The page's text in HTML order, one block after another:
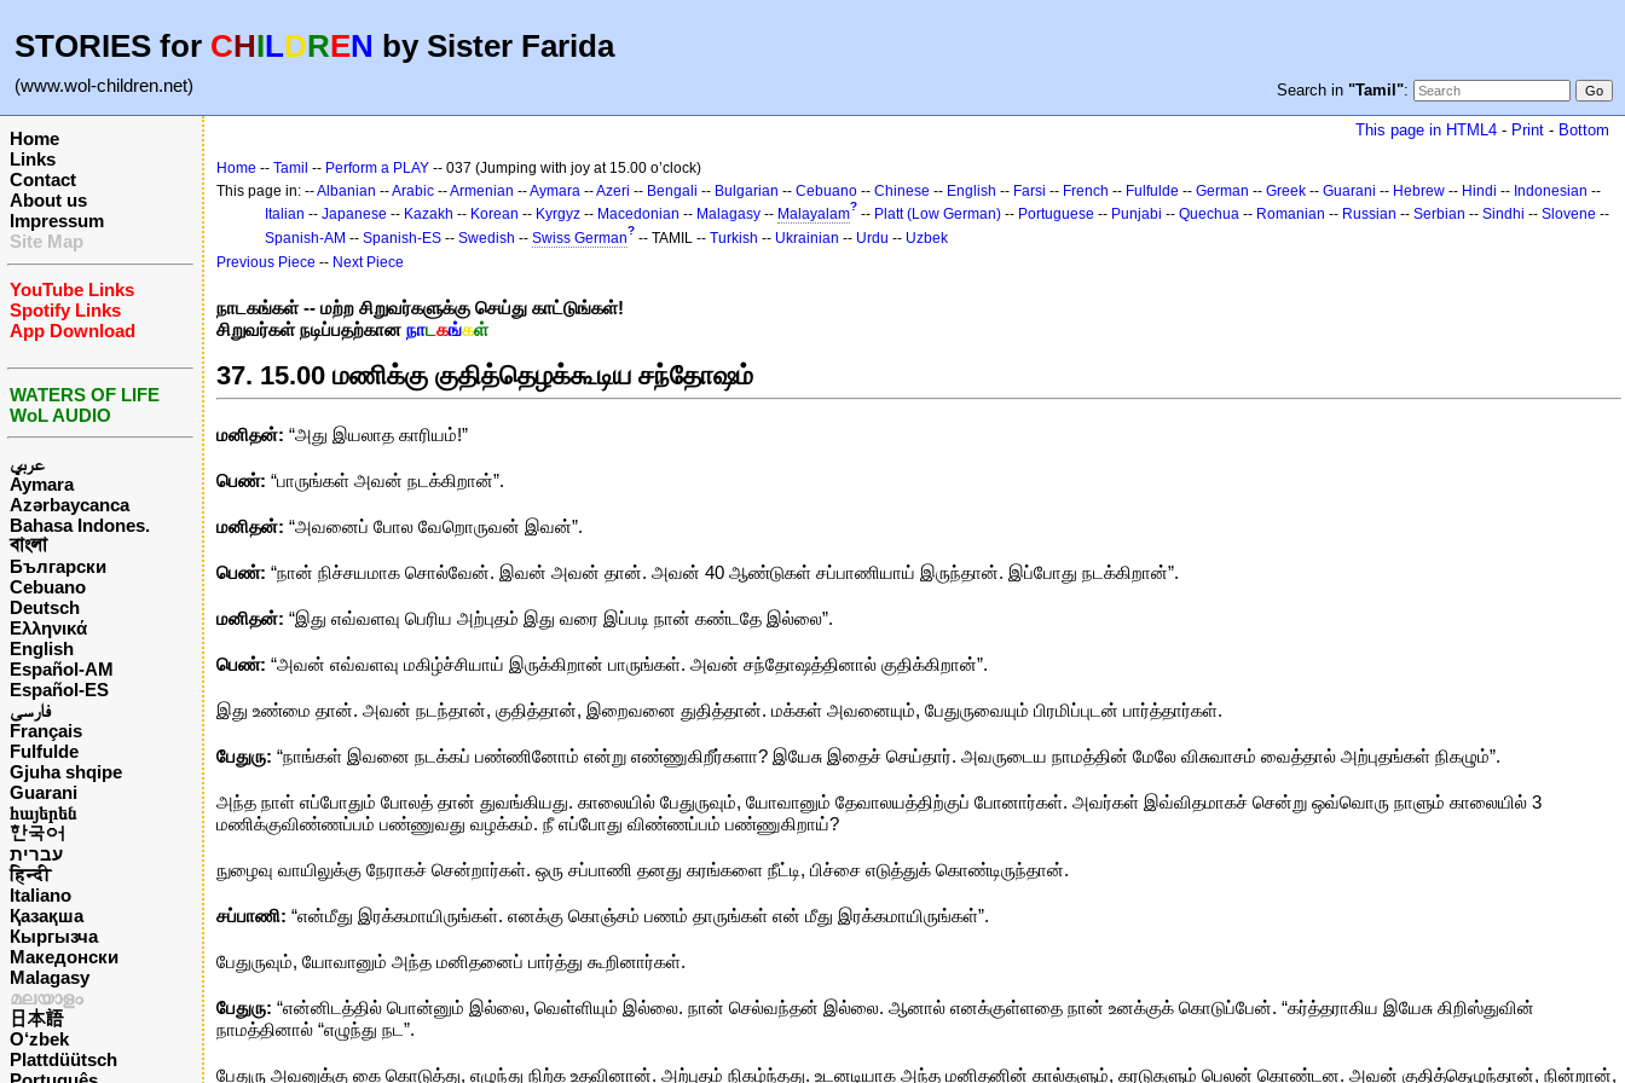
STORIES for CHILDREN by Sister Farida
(www.wol-children.net) Search in "Tamil":
Home
Links
Contact
About us
Impressum
Site Map
YouTube Links
Spotify Links
App Download
WATERS OF LIFE
WoL AUDIO
عربي
Aymara
Azərbaycanca
Bahasa Indones.
বাংলা
Български
Cebuano
Deutsch
Ελληνικά
English
Español-AM
Español-ES
فارسی
Français
Fulfulde
Gjuha shqipe
Guarani
հայերեն
한국어
עברית
हिन्दी
Italiano
Қазақша
Кыргызча
Македонски
Malagasy
മലയാളം
日本語
O‘zbek
Plattdüütsch
This page in HTML4 - Print - Bottom
Home -- Tamil -- Perform a PLAY -- 037 (Jumping with joy at 15.00 o’clock)
This page in: --Albanian --Arabic --Armenian --Aymara --Azeri -- Bengali -- Bulgarian -- Cebuano -- Chinese -- English -- Farsi -- French -- Fulfulde -- German -- Greek -- Guarani -- Hebrew -- Hindi -- Indonesian --
Italian -- Japanese -- Kazakh -- Korean -- Kyrgyz -- Macedonian -- Malagasy -- Malayalam? -- Platt (Low German) -- Portuguese -- Punjabi -- Quechua -- Romanian -- Russian -- Serbian -- Sindhi -- Slovene --
Spanish-AM -- Spanish-ES -- Swedish -- Swiss German? -- TAMIL -- Turkish -- Ukrainian -- Urdu -- Uzbek
Previous Piece -- Next Piece
நாடகங்கள் -- மற்ற சிறுவர்களுக்கு செய்து காட்டுங்கள்!
சிறுவர்கள் நடிப்பதற்கான நாட கங்கள்
37. 15.00 மணிக்கு குதித்தெழக்கூடிய சந்தோஷம்
மனிதன்: “அது இயலாத காரியம்!”
பெண்: “பாருங்கள் அவன் நடக்கிறான்”.
மனிதன்: “அவனைப் போல வேறொருவன் இவன்”.
பெண்: “நான் நிச்சயமாக சொல்வேன். இவன் அவன் தான். அவன் 40 ஆண்டுகள் சப்பாணியாய் இருந்தான். இப்போது நடக்கிறான்”.
மனிதன்: “இது எவ்வளவு பெரிய அற்புதம் இது வரை இப்படி நான் கண்டதே இல்லை”.
பெண்: “அவன் எவ்வளவு மகிழ்ச்சியாய் இருக்கிறான் பாருங்கள். அவன் சந்தோஷத்தினால் குதிக்கிறான்”.
இது உண்மை தான். அவன் நடந்தான், குதித்தான், இறைவனை துதித்தான். மக்கள் அவனையும், பேதுருவையும் பிரமிப்புடன் பார்த்தார்கள்.
பேதுரு: “நாங்கள் இவனை நடக்கப் பண்ணினோம் என்று எண்ணுகிறீர்களா? இயேசு இதைச் செய்தார். அவருடைய நாமத்தின் மேலே விசுவாசம் வைத்தால் அற்புதங்கள் நிகழும்”.
அந்த நாள் எப்போதும் போலத் தான் துவங்கியது. காலையில் பேதுருவும், யோவானும் தேவாலயத்திற்குப் போனார்கள். அவர்கள் இவ்விதமாகச் சென்று ஒவ்வொரு நாளும் காலையில் 3
மணிக்குவிண்ணப்பம் பண்ணுவது வழக்கம். நீ எப்போது விண்ணப்பம் பண்ணுகிறாய்?
நுழைவு வாயிலுக்கு நேராகச் சென்றார்கள். ஒரு சப்பாணி தனது கரங்களை நீட்டி, பிச்சை எடுத்துக் கொண்டிருந்தான்.
சப்பாணி: “என்மீது இரக்கமாயிருங்கள். எனக்கு கொஞ்சம் பணம் தாருங்கள் என் மீது இரக்கமாயிருங்கள்”.
பேதுருவும், யோவானும் அந்த மனிதனைப் பார்த்து கூறினார்கள்.
பேதுரு: “என்னிடத்தில் பொன்னும் இல்லை, வெள்ளியும் இல்லை. நான் செல்வந்தன் இல்லை. ஆனால் எனக்குள்ளதை நான் உனக்குக் கொடுப்பேன். “கர்த்தராகிய இயேசு கிறிஸ்துவின்
நாமத்தினால் “எழுந்து நட”.
பேதுரு அவனுக்கு கை கொடுத்து, எழுந்து நிற்க உதவினான். அற்புதம் நிகழ்ந்தது. உடனடியாக அந்த மனிதனின் கால்களும், கரடுகளும் பெலன் கொண்டன. அவன் குதித்தெழுந்தான், நின்றான்,